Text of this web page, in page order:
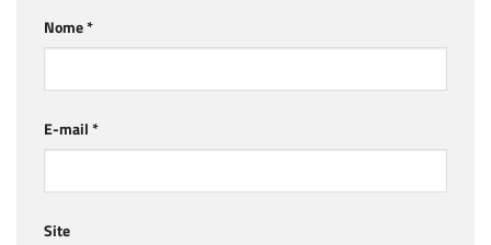
Nome*
E-mail*
Site